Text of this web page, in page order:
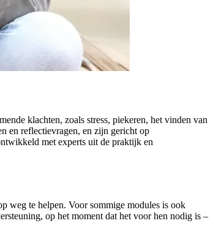
klachten, zoals stress, piekeren, het vinden van
en reflectievragen, en zijn gericht op
met experts uit de praktijk en
weg te helpen. Voor sommige modules is ook
op het moment dat het voor hen nodig is –